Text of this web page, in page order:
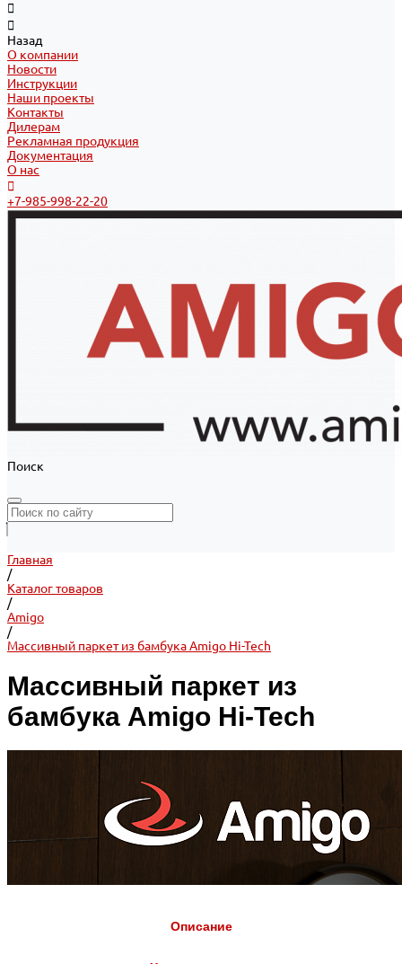
Назад
О компании
Новости
Инструкции
Наши проекты
Контакты
Дилерам
Рекламная продукция
Документация
О нас
+7-985-998-22-20
Поиск
Главная
/
Каталог товаров
/
Amigo
/
Массивный паркет из бамбука Amigo Hi-Tech
Массивный паркет из
бамбука Amigo Hi-Tech
Описание